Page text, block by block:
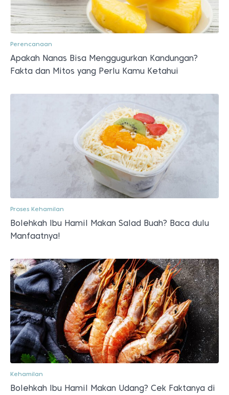
Perencanaan
Apakah Nanas Bisa Menggugurkan Kandungan?
Fakta dan Mitos yang Perlu Kamu Ketahui
Proses Kehamilan
Bolehkah Ibu Hamil Makan Salad Buah? Baca dulu
Manfaatnya!
Kehamilan
Bolehkah Ibu Hamil Makan Udang? Cek Faktanya di